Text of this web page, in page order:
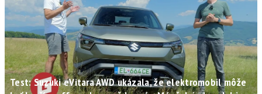
Test: Suzuki eVitara AWD ukázala, že elektromobil môže